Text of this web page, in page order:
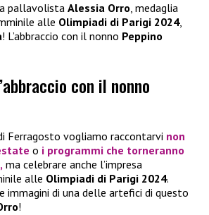
pallavolista Alessia Orro, medaglia
alle Olimpiadi di Parigi 2024,
! L’abbraccio con il nonno Peppino
con il nonno
Ferragosto vogliamo raccontarvi non
o i programmi che torneranno
ma celebrare anche l’impresa
alle Olimpiadi di Parigi 2024.
immagini di una delle artefici di questo
!